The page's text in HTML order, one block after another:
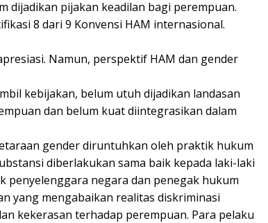
dijadikan pijakan keadilan bagi perempuan.
8 dari 9 Konvensi HAM internasional.
Namun, perspektif HAM dan gender
kebijakan, belum utuh dijadikan landasan
dan belum kuat diintegrasikan dalam
gender diruntuhkan oleh praktik hukum
diberlakukan sama baik kepada laki-laki
penyelenggara negara dan penegak hukum
yang mengabaikan realitas diskriminasi
kekerasan terhadap perempuan. Para pelaku